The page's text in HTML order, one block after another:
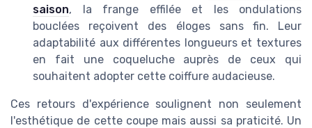
saison, la frange effilée et les ondulations
bouclées reçoivent des éloges sans fin. Leur
adaptabilité aux différentes longueurs et textures
en fait une coqueluche auprès de ceux qui
souhaitent adopter cette coiffure audacieuse.
Ces retours d'expérience soulignent non seulement
l'esthétique de cette coupe mais aussi sa praticité. Un